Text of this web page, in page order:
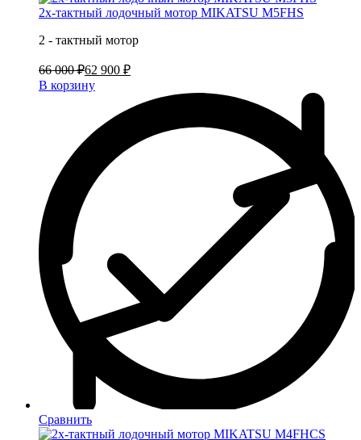
2х-тактный лодочный мотор MIKATSU M5FHS
2 - тактный мотор
66 000 ₽62 900 ₽
В корзину
Сравнить